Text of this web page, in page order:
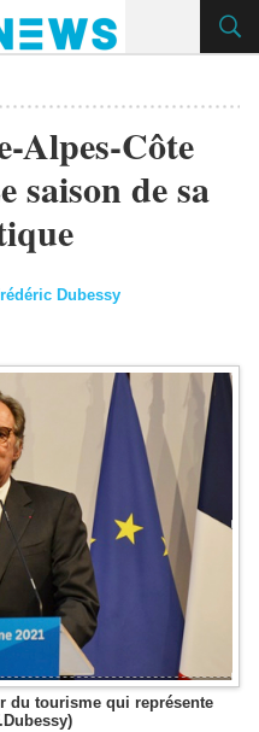
Alpes-Côte
saison de sa
Dubessy
du tourisme qui représente